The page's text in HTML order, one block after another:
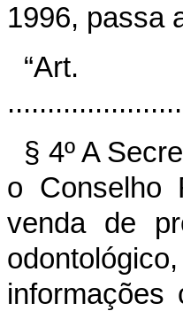
1996, passa
§ 4º A
o Conselho
venda de
informações